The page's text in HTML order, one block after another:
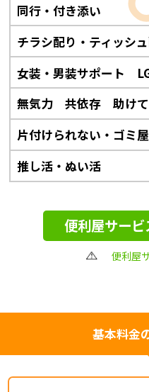
同行・付き添い
チラシ配り・ティッシ
女装・男装サポート
無気力 共依存 助けて
片付けられない・ゴミ
推し活・ぬい活
便利屋サー
便利屋
基本料金